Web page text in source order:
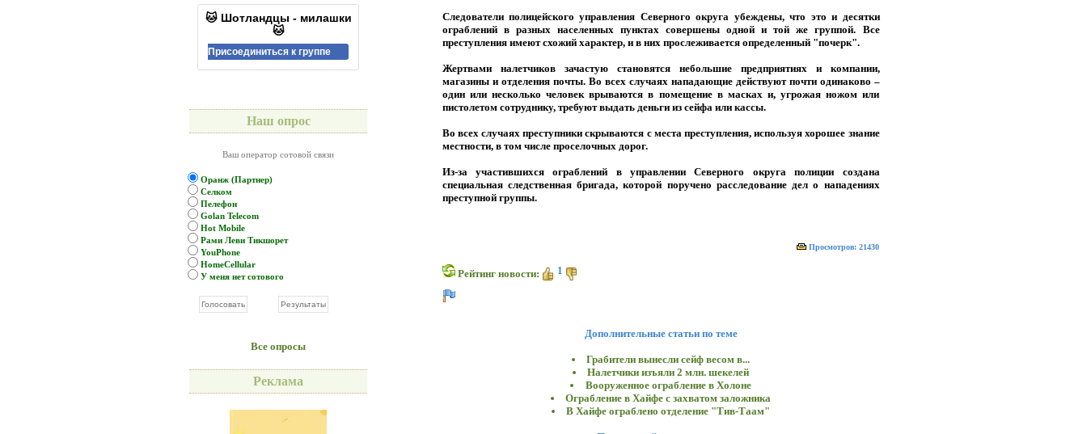
🐱 Шотландцы - милашки
🐱
Присоединиться к группе
Наш опрос
Ваш оператор сотовой связи
Оранж (Партнер)
Селком
Пелефон
Golan Telecom
Hot Mobile
Рами Леви Тикшорет
YouPhone
HomeCellular
У меня нет сотового
Все опросы
Реклама
Следователи полицейского управления Северного округа убеждены, что это и десятки
ограблений в разных населенных пунктах совершены одной и той же группой. Все
преступления имеют схожий характер, и в них прослеживается определенный "почерк".
Жертвами налетчиков зачастую становятся небольшие предприятиях и компании,
магазины и отделения почты. Во всех случаях нападающие действуют почти одинаково –
один или несколько человек врываются в помещение в масках и, угрожая ножом или
пистолетом сотруднику, требуют выдать деньги из сейфа или кассы.
Во всех случаях преступники скрываются с места преступления, используя хорошее знание
местности, в том числе проселочных дорог.
Из-за участившихся ограблений в управлении Северного округа полиции создана
специальная следственная бригада, которой поручено расследование дел о нападениях
преступной группы.
Просмотров: 21430
Рейтинг новости: 1
Дополнительные статьи по теме
Грабители вынесли сейф весом в...
Налетчики изъяли 2 млн. шекелей
Вооруженное ограбление в Холоне
Ограбление в Хайфе с захватом заложника
В Хайфе ограблено отделение "Тив-Таам"